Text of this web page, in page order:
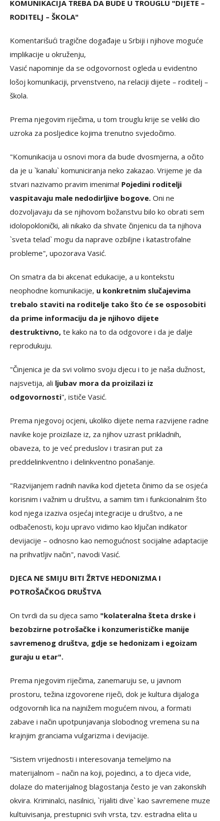
KOMUNIKACIJA TREBA DA BUDE U TROUGLU "DIJETE –
RODITELJ – ŠKOLA"
Komentarišući tragične događaje u Srbiji i njihove moguće
implikacije u okruženju,
Vasić napominje da se odgovornost ogleda u evidentno
lošoj komunikaciji, prvenstveno, na relaciji dijete – roditelj –
škola.
Prema njegovim riječima, u tom trouglu krije se veliki dio
uzroka za posljedice kojima trenutno svjedočimo.
"Komunikacija u osnovi mora da bude dvosmjerna, a očito
da je u `kanalu` komuniciranja neko zakazao. Vrijeme je da
stvari nazivamo pravim imenima! Pojedini roditelji
vaspitavaju male nedodirljive bogove. Oni ne
dozvoljavaju da se njihovom božanstvu bilo ko obrati sem
idolopoklonički, ali nikako da shvate činjenicu da ta njihova
`sveta telad` mogu da naprave ozbiljne i katastrofalne
probleme", upozorava Vasić.
On smatra da bi akcenat edukacije, a u kontekstu
neophodne komunikacije, u konkretnim slučajevima
trebalo staviti na roditelje tako što će se osposobiti
da prime informaciju da je njihovo dijete
destruktivno, te kako na to da odgovore i da je dalje
reprodukuju.
"Činjenica je da svi volimo svoju djecu i to je naša dužnost,
najsvetija, ali ljubav mora da proizilazi iz
odgovornosti", ističe Vasić.
Prema njegovoj ocjeni, ukoliko dijete nema razvijene radne
navike koje proizilaze iz, za njihov uzrast prikladnih,
obaveza, to je već preduslov i trasiran put za
preddelinkventno i delinkventno ponašanje.
"Razvijanjem radnih navika kod djeteta činimo da se osjeća
korisnim i važnim u društvu, a samim tim i funkcionalnim što
kod njega izaziva osjećaj integracije u društvo, a ne
odbačenosti, koju upravo vidimo kao ključan indikator
devijacije – odnosno kao nemogućnost socijalne adaptacije
na prihvatljiv način", navodi Vasić.
DJECA NE SMIJU BITI ŽRTVE HEDONIZMA I
POTROŠAČKOG DRUŠTVA
On tvrdi da su djeca samo "kolateralna šteta drske i
bezobzirne potrošačke i konzumerističke manije
savremenog društva, gdje se hedonizam i egoizam
guraju u etar".
Prema njegovim riječima, zanemaruju se, u javnom
prostoru, težina izgovorene riječi, dok je kultura dijaloga
odgovornih lica na najnižem mogućem nivou, a formati
zabave i način upotpunjavanja slobodnog vremena su na
krajnjim granciama vulgarizma i devijacije.
"Sistem vrijednosti i interesovanja temeljimo na
materijalnom – način na koji, pojedinci, a to djeca vide,
dolaze do materijalnog blagostanja često je van zakonskih
okvira. Kriminalci, nasilnici, `rijaliti dive` kao savremene muze
kultuivisanja, prestupnici svih vrsta, tzv. estradna elita u